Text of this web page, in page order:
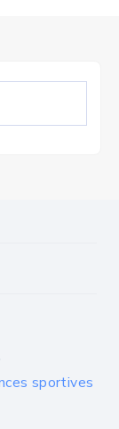
sportives